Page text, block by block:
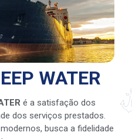
WATER
é a satisfação dos
dos serviços prestados.
busca a fidelidade